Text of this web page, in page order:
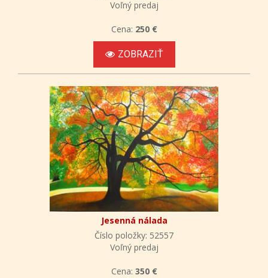
Voľný predaj
Cena: 250 €
ZOBRAZIŤ
Jesenná nálada
Číslo položky: 52557
Voľný predaj
Cena: 350 €